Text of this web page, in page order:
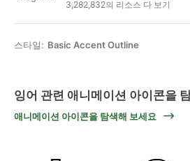
3,282,832의 리소스 다 보기
스타일: Basic Accent Outline
잉어 관련 애니메이션 아이콘을
애니메이션 아이콘을 탐색해 보세요